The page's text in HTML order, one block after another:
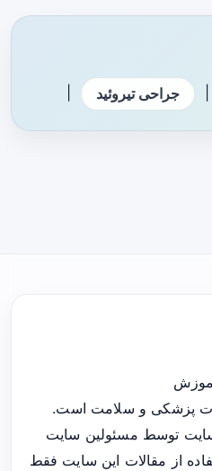
جراحی تیروئید
پزشکی و سلامت است.
توسط مسئولین سایت
از مقالات این سایت فقط